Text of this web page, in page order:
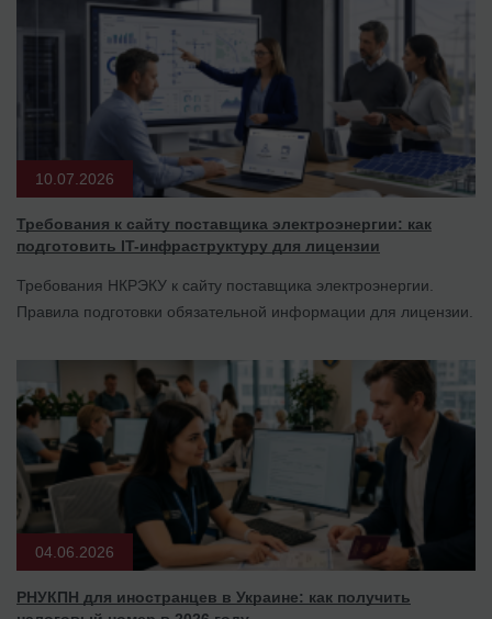
10.07.2026
Требования к сайту поставщика электроэнергии: как
подготовить IT-инфраструктуру для лицензии
Требования НКРЭКУ к сайту поставщика электроэнергии.
Правила подготовки обязательной информации для лицензии.
04.06.2026
РНУКПН для иностранцев в Украине: как получить